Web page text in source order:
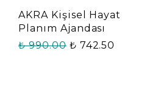
AKRA Kişisel Hayat
Planım Ajandası
₺ 990.00 ₺ 742.50